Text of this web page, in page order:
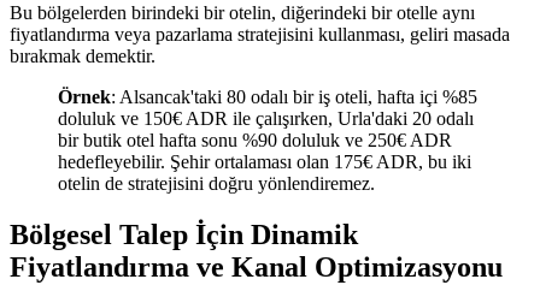
Bu bölgelerden birindeki bir otelin, diğerindeki bir otelle aynı
fiyatlandırma veya pazarlama stratejisini kullanması, geliri masada
bırakmak demektir.
Örnek: Alsancak'taki 80 odalı bir iş oteli, hafta içi %85
doluluk ve 150€ ADR ile çalışırken, Urla'daki 20 odalı
bir butik otel hafta sonu %90 doluluk ve 250€ ADR
hedefleyebilir. Şehir ortalaması olan 175€ ADR, bu iki
otelin de stratejisini doğru yönlendiremez.
Bölgesel Talep İçin Dinamik
Fiyatlandırma ve Kanal Optimizasyonu